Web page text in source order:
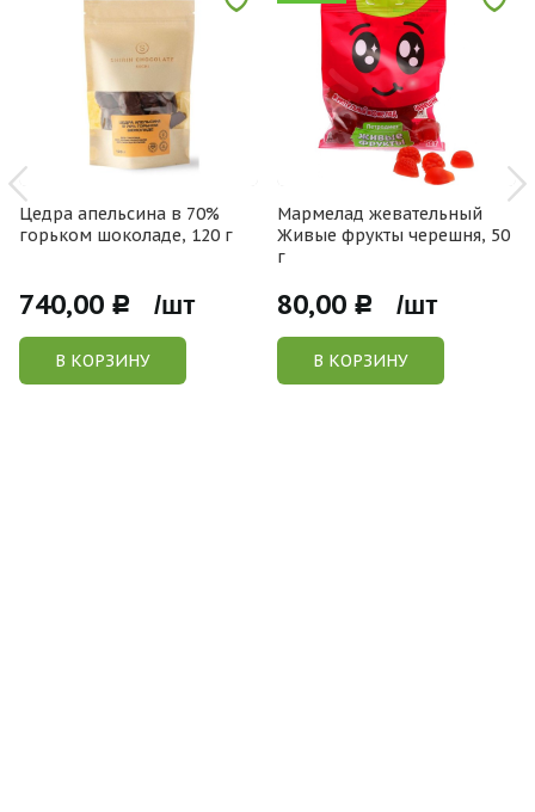
Цедра апельсина в 70%
горьком шоколаде, 120 г
740,00 Р /шт
В КОРЗИНУ
Мармелад жевательный
Живые фрукты черешня, 50
г
80,00 Р /шт
В КОРЗИНУ